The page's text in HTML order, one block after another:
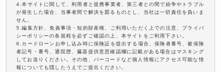
4.本サイトに関して、利用者と提携事業者、第三者との間で紛争やトラブル
が発生した場合、当事者間で解決を図るものとし、当社は一切責任を負いま
せん。
5.編集方針、免責事項・知的財産権、ご利用いただく上での注意、プライバ
シーポリシーの各規程を必ずご確認の上、本サイトをご利用下さい。
6.カードローンお申し込み時に保険証を提出する場合、保険者番号、被保険
者記号・番号、通院歴、臓器提供意思確認欄に記載がある場合はマスキング
してお送りください。その他、バーコードなど個人情報にアクセス可能な情
報についても隠したうえでご提出ください。